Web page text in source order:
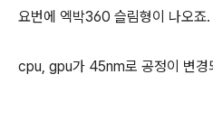
요번에 엑박360 슬림형이 나오죠.
cpu, gpu가 45nm로 공정이 변경